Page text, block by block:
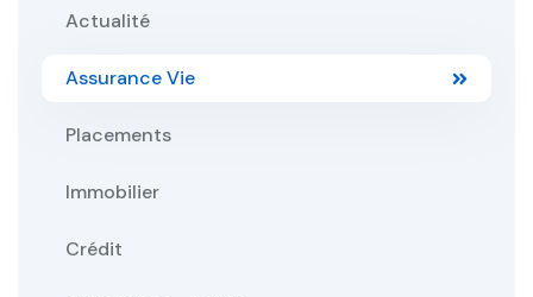
Actualité
Assurance Vie
Placements
Immobilier
Crédit